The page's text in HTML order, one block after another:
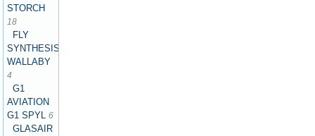
STORCH
18
FLY
SYNTHESIS
WALLABY
4
G1
AVIATION
G1 SPYL 6
GLASAIR